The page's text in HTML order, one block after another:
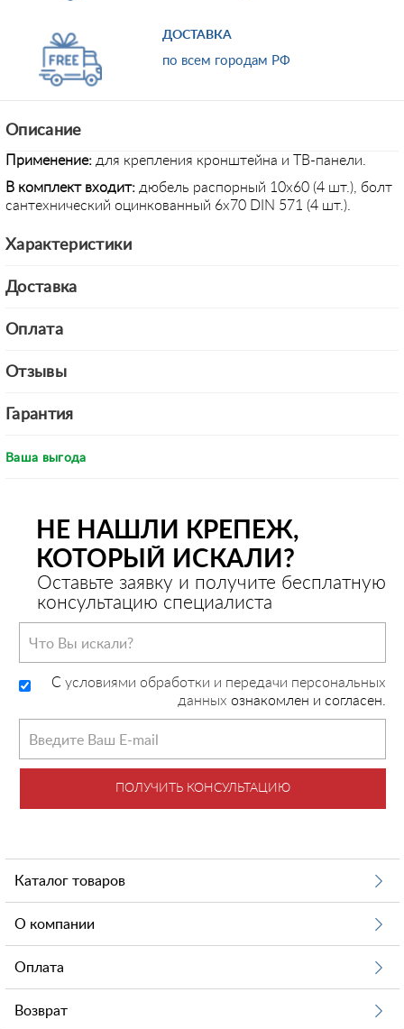
ДОСТАВКА
по всем городам РФ
Описание
Применение: для крепления кронштейна и ТВ-панели.
В комплект входит: дюбель распорный 10х60 (4 шт.), болт
сантехнический оцинкованный 6х70 DIN 571 (4 шт.).
Характеристики
Доставка
Оплата
Отзывы
Гарантия
Ваша выгода
НЕ НАШЛИ КРЕПЕЖ,
КОТОРЫЙ ИСКАЛИ?
Оставьте заявку и получите бесплатную
консультацию специалиста
C условиями обработки и передачи персональных
данных ознакомлен и согласен.
ПОЛУЧИТЬ КОНСУЛЬТАЦИЮ
Каталог товаров
О компании
Оплата
Возврат